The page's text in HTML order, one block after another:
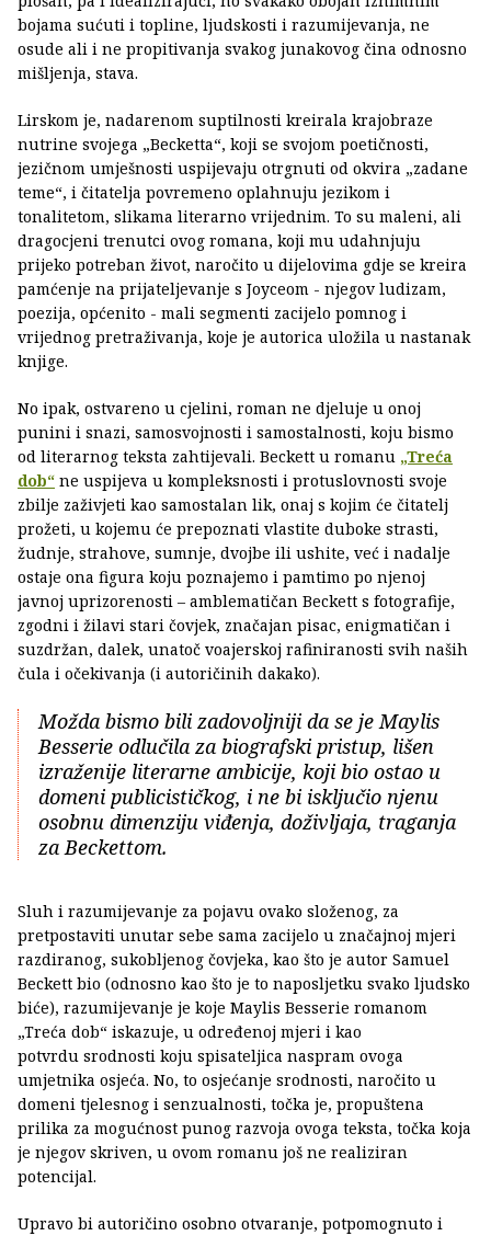
bojama sućuti i topline, ljudskosti i razumijevanja, ne
osude ali i ne propitivanja svakog junakovog čina odnosno
mišljenja, stava.
Lirskom je, nadarenom suptilnosti kreirala krajobraze
nutrine svojega „Becketta“, koji se svojom poetičnosti,
jezičnom umješnosti uspijevaju otrgnuti od okvira „zadane
teme“, i čitatelja povremeno oplahnuju jezikom i
tonalitetom, slikama literarno vrijednim. To su maleni, ali
dragocjeni trenutci ovog romana, koji mu udahnjuju
prijeko potreban život, naročito u dijelovima gdje se kreira
pamćenje na prijateljevanje s Joyceom - njegov ludizam,
poezija, općenito - mali segmenti zacijelo pomnog i
vrijednog pretraživanja, koje je autorica uložila u nastanak
knjige.
No ipak, ostvareno u cjelini, roman ne djeluje u onoj
punini i snazi, samosvojnosti i samostalnosti, koju bismo
od literarnog teksta zahtijevali. Beckett u romanu „Treća
dob“ ne uspijeva u kompleksnosti i protuslovnosti svoje
zbilje zaživjeti kao samostalan lik, onaj s kojim će čitatelj
prožeti, u kojemu će prepoznati vlastite duboke strasti,
žudnje, strahove, sumnje, dvojbe ili ushite, već i nadalje
ostaje ona figura koju poznajemo i pamtimo po njenoj
javnoj uprizorenosti – amblematičan Beckett s fotografije,
zgodni i žilavi stari čovjek, značajan pisac, enigmatičan i
suzdržan, dalek, unatoč voajerskoj rafiniranosti svih naših
čula i očekivanja (i autoričinih dakako).
Možda bismo bili zadovoljniji da se je Maylis
Besserie odlučila za biografski pristup, lišen
izraženije literarne ambicije, koji bio ostao u
domeni publicističkog, i ne bi isključio njenu
osobnu dimenziju viđenja, doživljaja, traganja
za Beckettom.
Sluh i razumijevanje za pojavu ovako složenog, za
pretpostaviti unutar sebe sama zacijelo u značajnoj mjeri
razdiranog, sukobljenog čovjeka, kao što je autor Samuel
Beckett bio (odnosno kao što je to naposljetku svako ljudsko
biće), razumijevanje je koje Maylis Besserie romanom
„Treća dob“ iskazuje, u određenoj mjeri i kao
potvrdu srodnosti koju spisateljica naspram ovoga
umjetnika osjeća. No, to osjećanje srodnosti, naročito u
domeni tjelesnog i senzualnosti, točka je, propuštena
prilika za mogućnost punog razvoja ovoga teksta, točka koja
je njegov skriven, u ovom romanu još ne realiziran
potencijal.
Upravo bi autoričino osobno otvaranje, potpomognuto i